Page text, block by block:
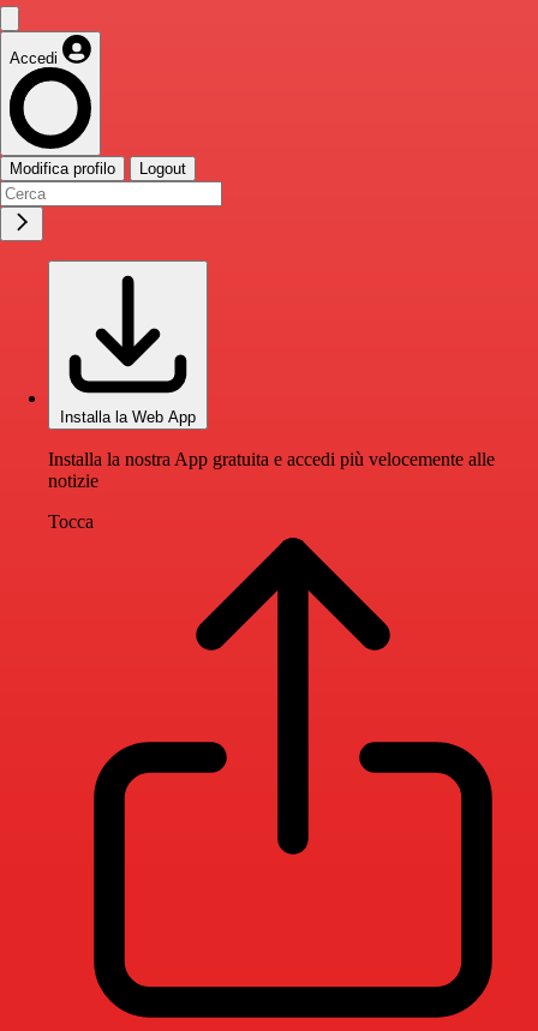
Accedi
Modifica profilo Logout
Installa la Web App
Installa la nostra App gratuita e accedi più velocemente alle
notizie
Tocca